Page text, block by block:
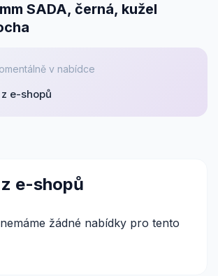
SADA, černá, kužel
v nabídce
e-shopů
e-shopů
žádné nabídky pro tento